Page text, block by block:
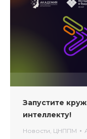
Запустите
интеллекту!
Новости, ЦНППМ